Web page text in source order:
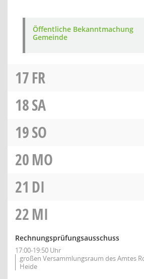
Öffentliche Bekanntmachung
Gemeinde
17FR
18SA
19SO
20MO
21 DI
22MI
Rechnungsprüfungsausschuss
17:00-19:50 Uhr
großen Versammlungsraum des Amtes
Heide